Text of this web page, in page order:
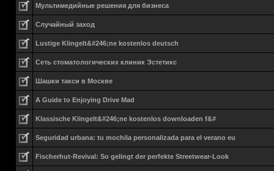
Мультимедийные решения для бизнеса
Случайный заход
Lustige Klingelt&#246;ne kostenlos deutsch
Сеть стоматологических клиник Эстетикс
Шашки такси в Москве
A Guide to Enjoying Drive Mad
Klassische Klingelt&#246;ne kostenlos downloaden f&#
Seguridad urbana: tu mochila personalizada para el verano eu
Fischerhut-Revival: So gelingt der perfekte Streetwear-Look